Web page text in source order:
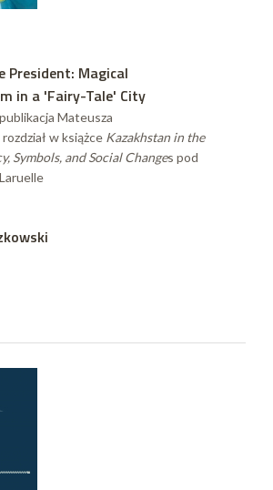
President: Magical
in a 'Fairy-Tale' City
Mateusza
w książce Kazakhstan in the
Symbols, and Social Changes pod